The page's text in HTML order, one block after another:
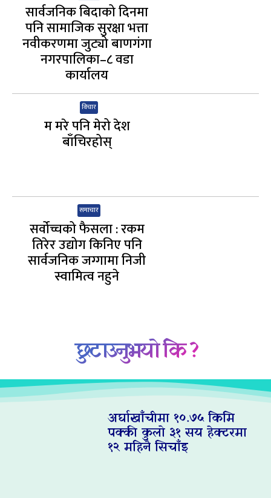
सार्वजनिक बिदाको दिनमा
पनि सामाजिक सुरक्षा भत्ता
नवीकरणमा जुट्यो बाणगंगा
नगरपालिका–८ वडा
कार्यालय
विचार
म मरे पनि मेरो देश
बाँचिरहोस्
समाचार
सर्वोच्चको फैसला : रकम
तिरेर उद्योग किनिए पनि
सार्वजनिक जग्गामा निजी
स्वामित्व नहुने
छुटाउनुभयो कि ?
अर्घाखाँचीमा १०.७५ किमि
पक्की कुलो ३१ सय हेक्टरमा
१२ महिनै सिचाँइ